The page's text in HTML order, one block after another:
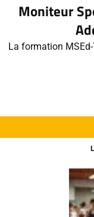
Moniteur
La formation